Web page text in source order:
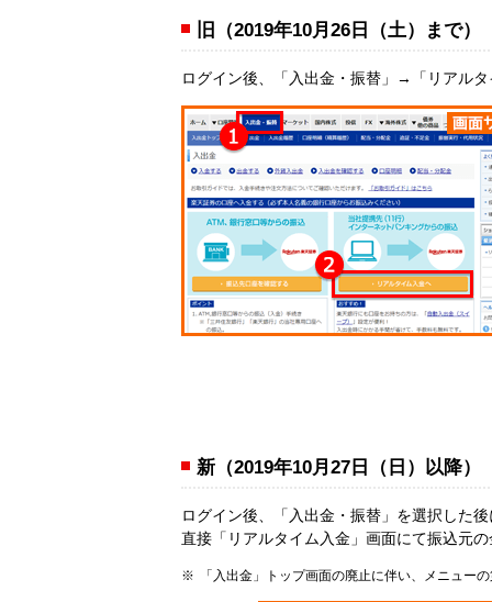
旧（2019年10月26日（土）まで）
ログイン後、「入出金・振替」→「リアル
新（2019年10月27日（日）以降）
ログイン後、「入出金・振替」を選択した
直接「リアルタイム入金」画面にて振込元
「入出金」トップ画面の廃止に伴い、メニュー